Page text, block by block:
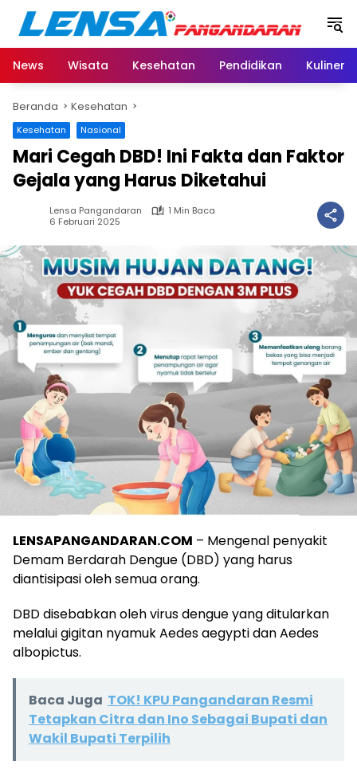
Langsung
konten
News
Wisata Kesehatan Pendidikan Kuliner
Beranda Kesehatan
Kesehatan Nasional
Mari Cegah DBD! Ini Fakta dan Faktor
Gejala yang Harus Diketahui
Lensa Pangandaran
1 Min Baca
6 Februari 2025
LENSAPANGANDARAN.COM – Mengenal penyakit
Demam Berdarah Dengue (DBD) yang harus
diantisipasi oleh semua orang.
DBD disebabkan oleh virus dengue yang ditularkan
melalui gigitan nyamuk Aedes aegypti dan Aedes
albopictus.
Baca Juga TOK! KPU Pangandaran Resmi
Tetapkan Citra dan Ino Sebagai Bupati dan
Wakil Bupati Terpilih